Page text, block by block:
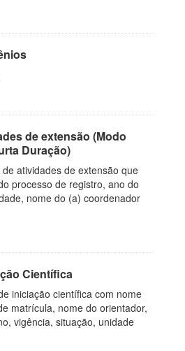
de extensão (Modo
Duração)
atividades de extensão que
processo de registro, ano do
nome do (a) coordenador
Científica
iniciação científica com nome
matrícula, nome do orientador,
vigência, situação, unidade